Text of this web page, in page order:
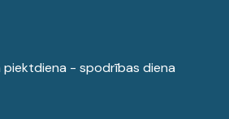
piektdiena - spodrības diena